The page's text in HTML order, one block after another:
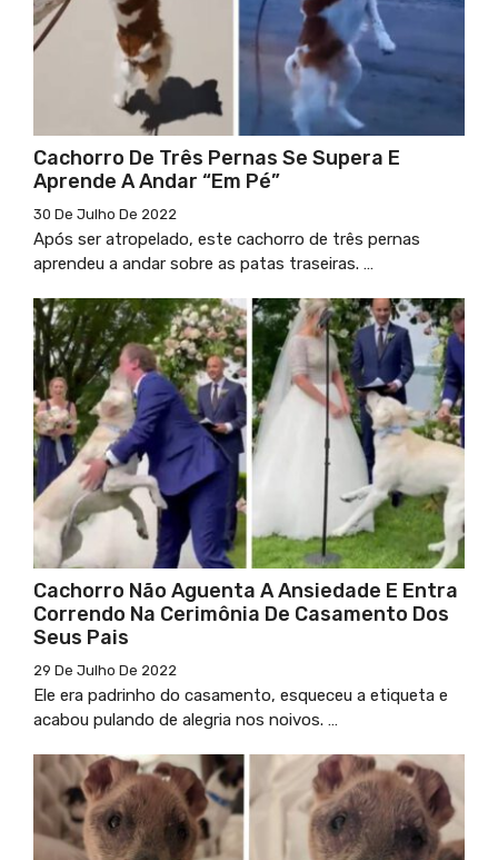
Cachorro De Três Pernas Se Supera E
Aprende A Andar “em Pé”
30 De Julho De 2022
Após ser atropelado, este cachorro de três pernas
aprendeu a andar sobre as patas traseiras. …
Cachorro Não Aguenta A Ansiedade E Entra
Correndo Na Cerimônia De Casamento Dos
Seus Pais
29 De Julho De 2022
Ele era padrinho do casamento, esqueceu a etiqueta e
acabou pulando de alegria nos noivos. …